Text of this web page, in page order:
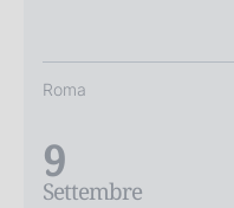
Roma
9
Settembre